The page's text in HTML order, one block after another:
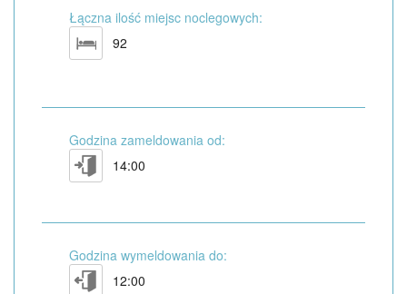
Łączna ilość miejsc noclegowych:
92
Godzina zameldowania od:
14:00
Godzina wymeldowania do:
12:00